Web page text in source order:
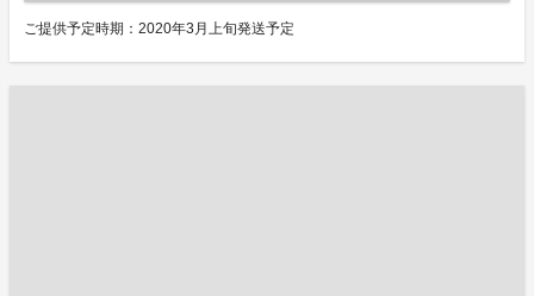
ご提供予定時期：2020年3月上旬発送予定